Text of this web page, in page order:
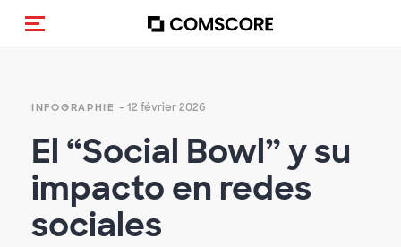
(Des)activer la navigation
INFOGRAPHIE - 12 février 2026
El “Social Bowl” y su
impacto en redes
sociales